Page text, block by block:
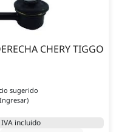
CHERY TIGGO
sugerido
incluido